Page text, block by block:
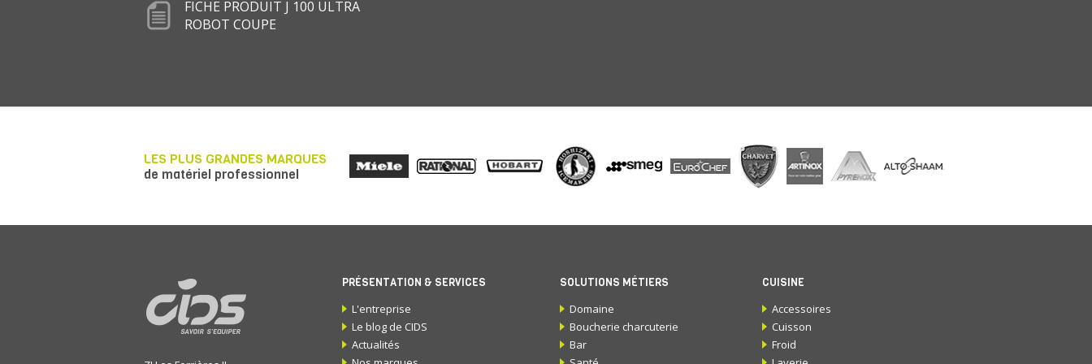
FICHE PRODUIT J 100 ULTRA
ROBOT COUPE
LES PLUS GRANDES MARQUES
de matériel professionnel
PRÉSENTATION & SERVICES
L'entreprise
Le blog de CIDS
Actualités
SOLUTIONS MÉTIERS
Domaine
Boucherie charcuterie
Bar
CUISINE
Accessoires
Cuisson
Froid